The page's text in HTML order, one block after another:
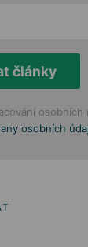
články
osobních
osobních